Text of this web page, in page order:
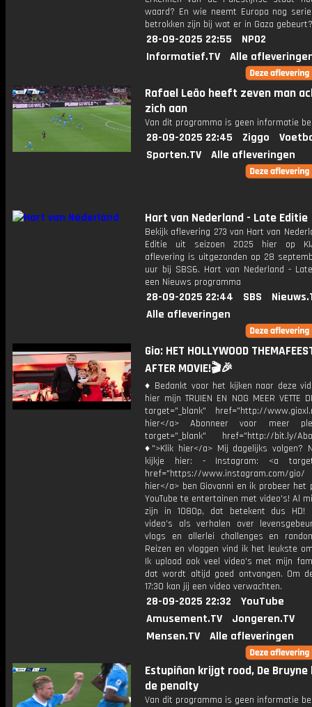
waard? En wie neemt Europa nog
betrokken zijn bij wat er in Gaza gebeurt?
28-09-2025 22:55
NPO2
Informatief.TV
Alle
Rafael Leão heeft zeven man
zich aan
Van dit programma is geen informatie
28-09-2025 22:45 Ziggo
Sporten.TV
Alle afleveringen
Hart van Nederland - Late Editie
Bekijk aflevering 273 van Hart van
Editie uit seizoen 2025 hier op
aflevering is uitgezonden op 28
uur bij SBS6. Hart van Nederland -
een Nieuws programma
28-09-2025 22:44 SBS
Alle afleveringen
Gio: HET HOLLYWOOD
AFTER MOVIE!🎬🎉
♦ Bedankt voor het kijken naar deze
hier mijn TRUIEN EN NOG MEER VETTE
target="_blank" href="http://
hier</a> Abonneer voor meer
target="_blank" href="http://bit.ly/
♦">Klik hier</a> Mij dagelijks volgen?
kijkje hier: - Instagram: <a
href="https://www.instagram.com/
hier</a> ben Giovanni en ik probeer het
YouTube te entertainen met video's! Al
zijn in 1080p, dat betekent dus HD!
video's als verhalen over
vlogs en allerlei challenges en
Reizen en vloggen vind ik het leukste
Ik upload ook veel video's met mijn
dat wordt altijd goed ontvangen. Om
17:30 kan jij een video verwachten.
28-09-2025 22:32
YouTube
Amusement.TV
Jongeren.TV
Mensen.TV
Alle afleveringen
Estupiñan krijgt rood, De
de penalty
Van dit programma is geen informatie